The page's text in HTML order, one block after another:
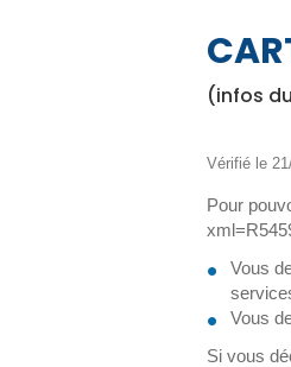
(infos
Vérifié le
Pour
Vous
Vous
Si vous